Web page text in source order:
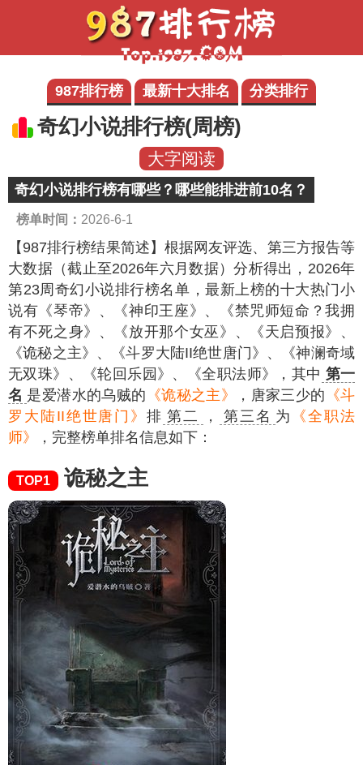
987排行榜 最新十大排名 分类排行
奇幻小说排行榜(周榜)
大字阅读
奇幻小说排行榜有哪些？哪些能排进前10名？
榜单时间： 2026-6-1
【987排行榜结果简述】 根据网友评选、第三方报告等
大数据（截止至2026年六月数据）分析得出，2026年
第23周奇幻小说排行榜名单，最新上榜的十大热门小
说有《琴帝》、《神印王座》、《禁咒师短命？我拥
有不死之身》、《放开那个女巫》、《天启预报》、
《诡秘之主》、《斗罗大陆II绝世唐门》、《神澜奇域
无双珠》、《轮回乐园》、《全职法师》，其中 第一
名 是爱潜水的乌贼的 《诡秘之主》 ，唐家三少的 《斗
罗大陆II绝世唐门》排 第二 ， 第三名 为
《全职法
师》
，完整榜单排名信息如下：
TOP1 诡秘之主